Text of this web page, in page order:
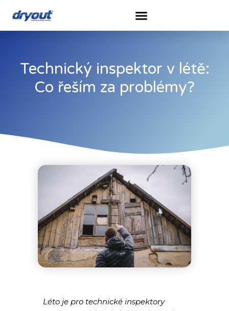
Technický inspektor v létě:
Co řeším za problémy?
Léto je pro technické inspektory